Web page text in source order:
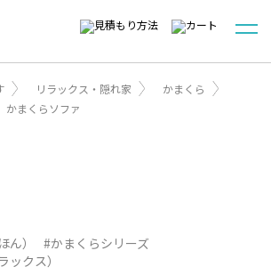
リラックス・隠れ家
かまくら
かまくらソファ
）
#かまくらシリーズ
クス）